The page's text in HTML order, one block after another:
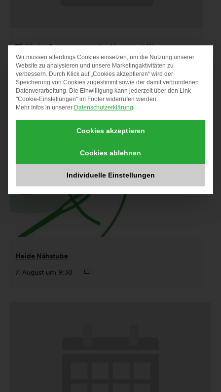
Türkische Frauengruppe der Messestadt West
7. August um 9:00
Heide Nähstube
7. August um 9:30
DATENSCHUTZ-
Wir müssen allerdings Cookies einsetzen, um die Nutzung unserer
Website zu analysieren und unsere Marketingaktivitäten zu
verbessern. Durch Klick auf „Cookies akzeptieren“ wird der
Speicherung von Cookies zugestimmt sowie der damit verbundenen
Datenverarbeitung. Die Einwilligung kann jederzeit über den Link
"Cookie-Einstellungen" im Footer widerrufen werden.
Mehr Infos in unserer Datenschutzerklärung.
Cookies akzeptieren
Cookies ablehnen
Individuelle Einstellungen